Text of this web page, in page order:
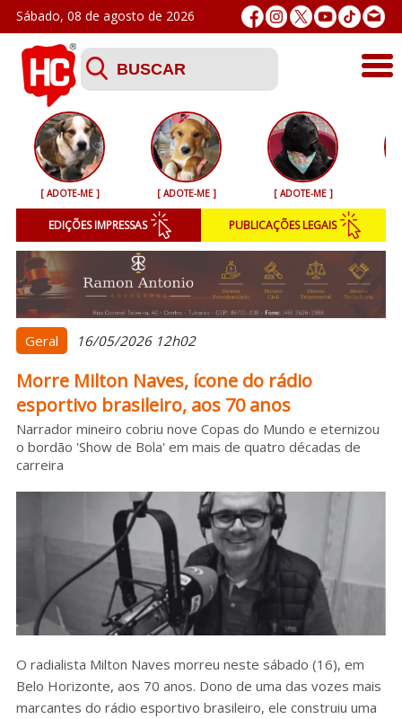
Sábado, 08 de agosto de 2026
Últimas
Esporte
Segurança
Geral
Variedades
Colunistas
Podcasts
Sobre o HC
[ ADOTE-ME ] [ ADOTE-ME ] [ ADOTE-ME ]
EDIÇÕES IMPRESSAS PUBLICAÇÕES LEGAIS
Geral 16/05/2026 12h02
Morre Milton Naves, ícone do rádio
esportivo brasileiro, aos 70 anos
Narrador mineiro cobriu nove Copas do Mundo e eternizou
o bordão 'Show de Bola' em mais de quatro décadas de
carreira
O radialista Milton Naves morreu neste sábado (16), em
Belo Horizonte, aos 70 anos. Dono de uma das vozes mais
marcantes do rádio esportivo brasileiro, ele construiu uma